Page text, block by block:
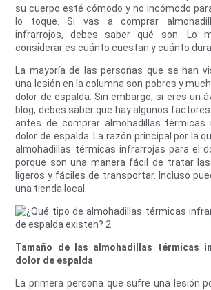
su cuerpo esté cómodo y no incómodo
lo toque. Si vas a comprar
infrarrojos, debes saber qué son. Lo
considerar es cuánto cuestan y cuánto
La mayoría de las personas que se han
una lesión en la columna son pobres y
dolor de espalda. Sin embargo, si eres un
blog, debes saber que hay algunos
antes de comprar almohadillas térmicas
dolor de espalda. La razón principal por la
almohadillas térmicas infrarrojas para el
porque son una manera fácil de tratar
ligeros y fáciles de transportar. Incluso
una tienda local.
Tamaño de las almohadillas térmicas
dolor de espalda
La primera persona que sufre una lesión